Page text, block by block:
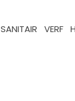
SANITAIR VERF